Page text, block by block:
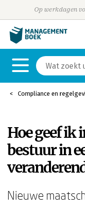
Op werkdagen
Compliance en
Hoe geef ik
bestuur in
Nieuwe